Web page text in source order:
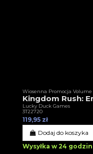
Wiosenna Promocja Volume
Kingdom Rush:
Lucky Duck Games
3T22720
119,95 zł
Dodaj do koszyka
Wysyłka w 24 godzin